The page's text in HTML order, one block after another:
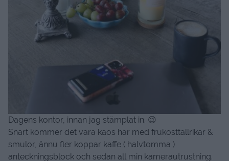
Dagens kontor, innan jag stämplat in. 😉
Snart kommer det vara kaos här med frukosttallrikar &
smulor, ännu fler koppar kaffe ( halvtomma )
anteckningsblock och sedan all min kamerautrustning.